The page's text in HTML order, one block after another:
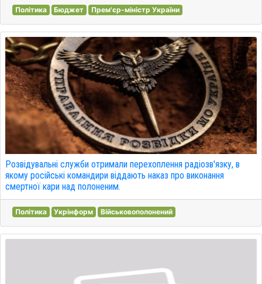
Політика Бюджет Прем'єр-міністр України
Розвідувальні служби отримали перехоплення радіозв'язку, в
якому російські командири віддають наказ про виконання
смертної кари над полоненим.
Політика Укрінформ Військовополонений